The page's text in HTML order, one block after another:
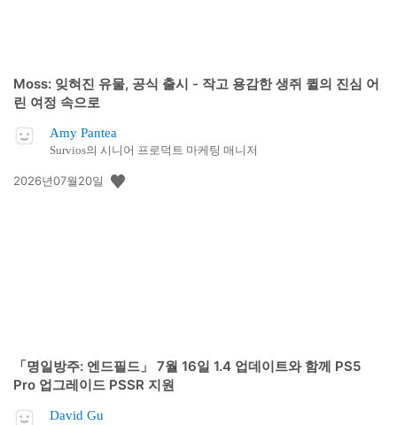
Moss: 잊혀진 유물, 공식 출시 - 작고 용감한 생쥐 퀼의 진심 어
린 여정 속으로
Amy Pantea
Survios의 시니어 프로덕트 마케팅 매니저
공
2026년07월20일
「명일방주: 엔드필드」 7월 16일 1.4 업데이트와 함께 PS5
Pro 업그레이드 PSSR 지원
David Gu